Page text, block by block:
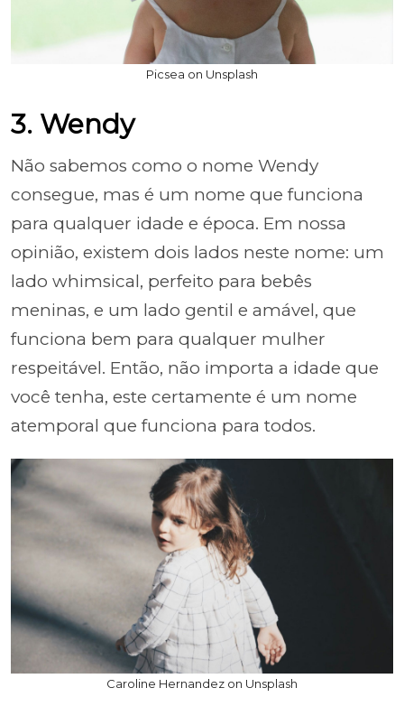
Picsea on Unsplash
3. Wendy
Não sabemos como o nome Wendy
consegue, mas é um nome que funciona
para qualquer idade e época. Em nossa
opinião, existem dois lados neste nome: um
lado whimsical, perfeito para bebês
meninas, e um lado gentil e amável, que
funciona bem para qualquer mulher
respeitável. Então, não importa a idade que
você tenha, este certamente é um nome
atemporal que funciona para todos.
Caroline Hernandez on Unsplash